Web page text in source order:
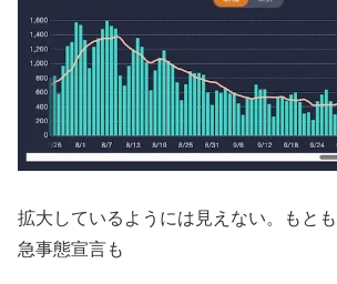
拡大しているようには見えない。もと
急事態宣言も